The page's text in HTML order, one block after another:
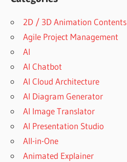
2D / 3D Animation Contents
Agile Project Management
AI
AI Chatbot
AI Cloud Architecture
AI Diagram Generator
AI Image Translator
AI Presentation Studio
All-in-One
Animated Explainer